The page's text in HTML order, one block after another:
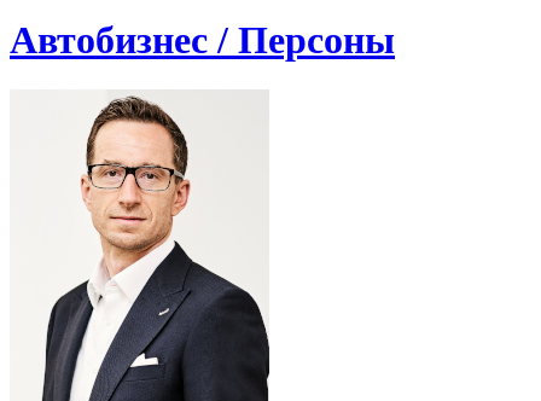
Автобизнес / Персоны